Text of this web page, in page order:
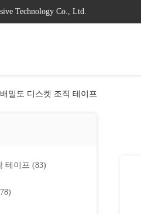
Technology Co., Ltd.
밀도 디스켓 조직 테이프
테이프 (83)